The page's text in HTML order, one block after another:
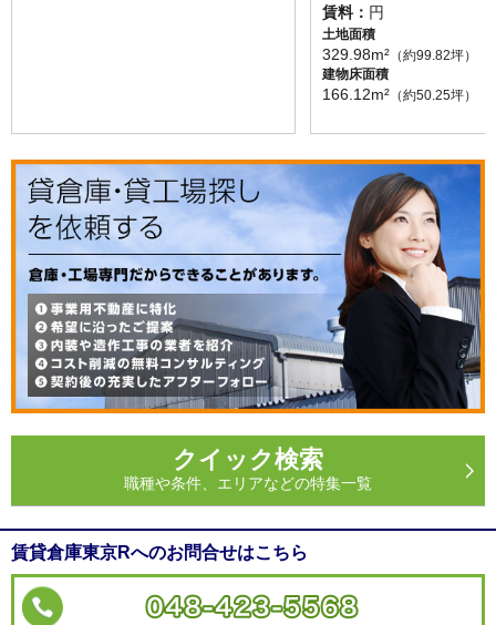
賃料： 円
土地面積
329.98m² （約99.82坪）
建物床面積
166.12m² （約50.25坪）
クイック検索
職種や条件、エリアなどの特集一覧
賃貸倉庫東京Rへのお問合せはこちら